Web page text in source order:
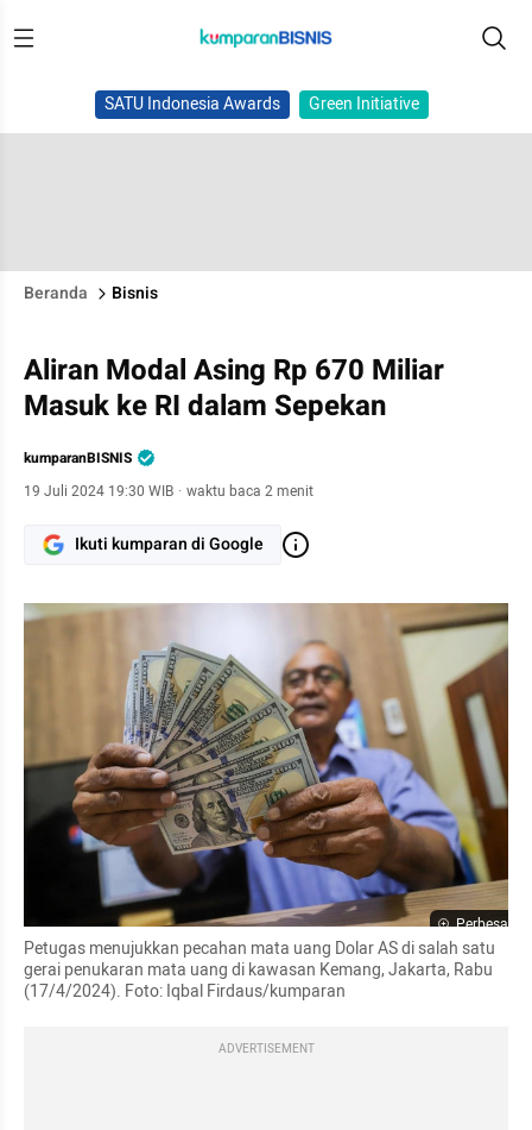
SATU Indonesia Awards Green Initiative
Beranda Bisnis
Aliran Modal Asing Rp 670 Miliar
Masuk ke RI dalam Sepekan
kumparanBISNIS
19 Juli 2024 19:30 WIB · waktu baca 2 menit
Ikuti kumparan di Google
Perbesar
Petugas menujukkan pecahan mata uang Dolar AS di salah satu
gerai penukaran mata uang di kawasan Kemang, Jakarta, Rabu
(17/4/2024). Foto: Iqbal Firdaus/kumparan
ADVERTISEMENT